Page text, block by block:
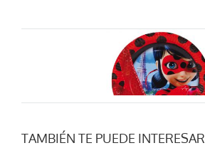
TAMBIÉN TE PUEDE INTERESAR